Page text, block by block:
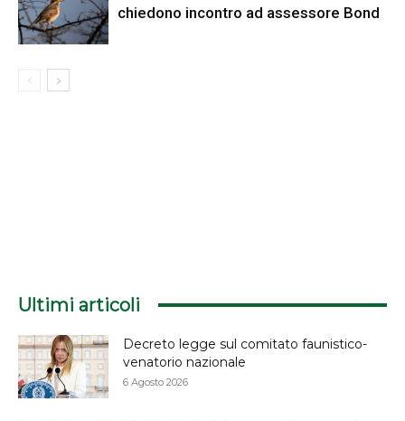
chiedono incontro ad assessore Bond
Ultimi articoli
Decreto legge sul comitato faunistico-
venatorio nazionale
6 Agosto 2026